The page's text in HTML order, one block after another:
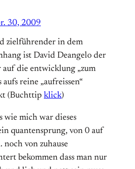
30, 2009
zielführender in dem
ist David Deangelo der
auf die entwicklung „zum
aufs reine „aufreissen“
(Buchttip klick)
wie mich war dieses
quantensprung, von 0 auf
noch von zuhause
bekommen dass man nur